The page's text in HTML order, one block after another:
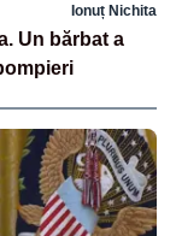
Ionuț Nichita
Un bărbat a